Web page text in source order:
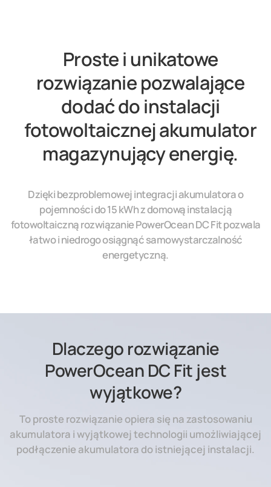
Proste i unikatowe
rozwiązanie pozwalające
dodać do instalacji
fotowoltaicznej akumulator
magazynujący energię.
Dzięki bezproblemowej integracji akumulatora o
pojemności do 15 kWh z domową instalacją
fotowoltaiczną rozwiązanie PowerOcean DC Fit pozwala
łatwo i niedrogo osiągnąć samowystarczalność
energetyczną.
Dlaczego rozwiązanie
PowerOcean DC Fit jest
wyjątkowe?
To proste rozwiązanie opiera się na zastosowaniu
akumulatora i wyjątkowej technologii umożliwiającej
podłączenie akumulatora do istniejącej instalacji.